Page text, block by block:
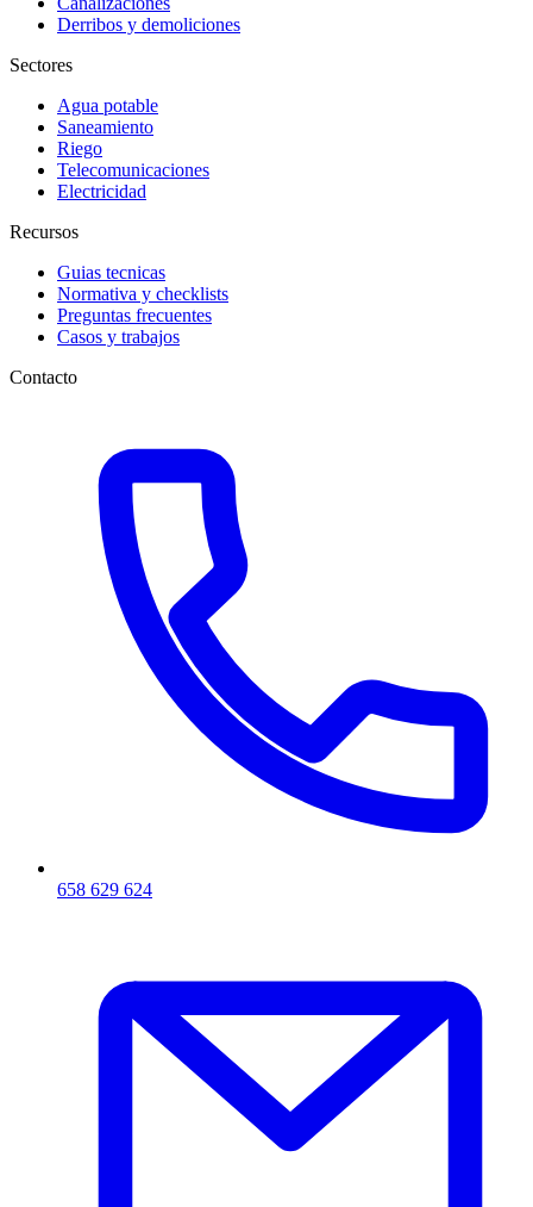
Derribos y demoliciones
Sectores
Agua potable
Saneamiento
Riego
Telecomunicaciones
Electricidad
Recursos
Guias tecnicas
Normativa y checklists
Preguntas frecuentes
Casos y trabajos
Contacto
658 629 624